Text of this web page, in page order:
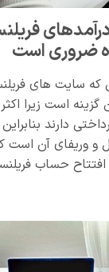
درآمدهای
ضروری است
سایت های
گزینه است زیرا
دارند
و وریفای آن است
حساب